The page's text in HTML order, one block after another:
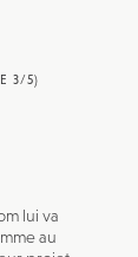
3/5)
lui va
au